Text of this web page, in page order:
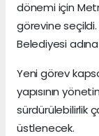
dönemi için
görevine
Belediyesi
Yeni görev
yapısının
sürdürülebilirlik
üstlenecek.